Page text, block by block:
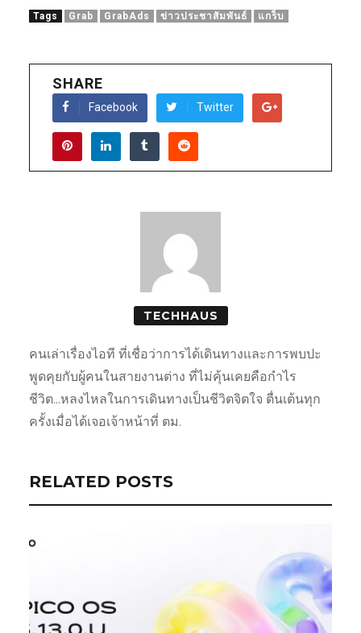
Tags Grab GrabAds ข่าวประชาสัมพันธ์ แกร็บ
SHARE
Facebook Twitter
TECHHAUS
คนเล่าเรื่องไอที ที่เชื่อว่าการได้เดินทางและการพบปะ
พูดคุยกับผู้คนในสายงานต่าง ที่ไม่คุ้นเคยคือกำไร
ชีวิต...หลงไหลในการเดินทางเป็นชีวิตจิตใจ ตื่นเต้นทุก
ครั้งเมื่อได้เจอเจ้าหน้าที่ ตม.
RELATED POSTS